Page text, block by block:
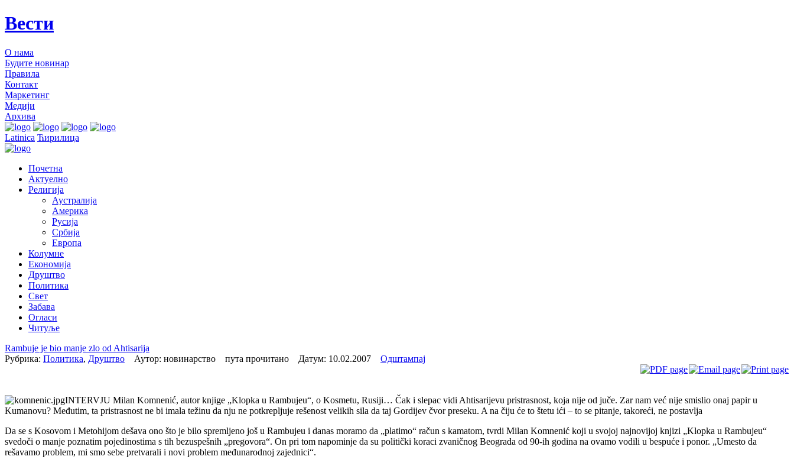
Вести
О нама
Будите новинар
Правила
Контакт
Маркетинг
Медији
Архива
Latinica Ћирилица
Почетна
Актуелно
Религија
Аустралија
Америка
Русија
Србија
Европа
Колумне
Економија
Друштво
Политика
Свет
Забава
Огласи
Читуље
Rambuje je bio manje zlo od Ahtisarija
Рубрика: Политика, Друштво Аутор: новинарство пута прочитано Датум: 10.02.2007 Одштампај
INTERVJU Milan Komnenić, autor knjige „Klopka u Rambujeu“, o Kosmetu, Rusiji… Čak i slepac vidi Ahtisarijevu pristrasnost, koja nije od juče. Zar nam već nije smislio onaj papir u
Kumanovu? Međutim, ta pristrasnost ne bi imala težinu da nju ne potkrepljuje rešenost velikih sila da taj Gordijev čvor preseku. A na čiju će to štetu ići – to se pitanje, takoreći, ne postavlja
Da se s Kosovom i Metohijom dešava ono što je bilo spremljeno još u Rambujeu i danas moramo da „platimo“ račun s kamatom, tvrdi Milan Komnenić koji u svojoj najnovijoj knjizi „Klopka u Rambujeu“
svedoči o manje poznatim pojedinostima s tih bezuspešnih „pregovora“. On pri tom napominje da su politički koraci zvaničnog Beograda od 90-ih godina na ovamo vodili u bespuće i ponor. „Umesto da
rešavamo problem, mi smo sebe pretvarali i novi problem međunarodnoj zajednici“.